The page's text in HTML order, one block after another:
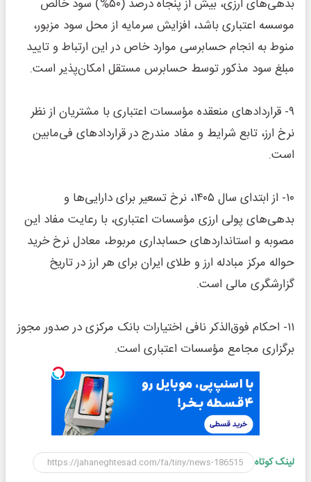
بدهی‌های ارزی، بیش از پنجاه درصد (۵۰%) سود خالص
موسسه اعتباری باشد، افزایش سرمایه از محل سود مزبور،
منوط به انجام حسابرسی موارد خاص در این ارتباط و تایید
مبلغ سود مذکور توسط حسابرس مستقل امکان‌پذیر است.
۹‌‌‌‌‌‌‌‌‌‌‌‌- قراردادهای منعقده مؤسسات اعتباری با مشتریان از نظر
نرخ ارز، تابع شرایط و مفاد مندرج در قراردادهای فی‌مابین
است.
۱۰‌‌‌‌‌‌‌‌‌‌‌‌- از ابتدای سال ۱۴۰۵، نرخ تسعیر برای دارایی‌ها و
بدهی‌های پولی ارزی مؤسسات اعتباری، با رعایت مفاد این
مصوبه و استانداردهای حسابداری مربوط، معادل نرخ خرید
حواله‌ مرکز مبادله ارز و طلای ایران برای هر ارز در تاریخ
گزارشگری مالی است.
۱۱‌‌‌‌‌‌‌‌‌‌‌‌- احکام فوق‌الذکر نافی اختیارات بانک مرکزی در صدور مجوز
برگزاری مجامع مؤسسات اعتباری است.‌‌‌‌‌‌‌‌‌‌
لینک کوتاه